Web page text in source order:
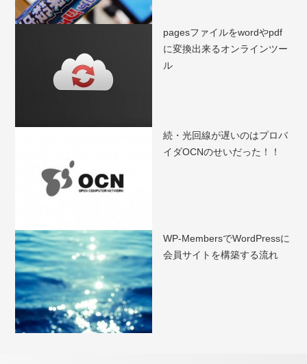
pagesファイルをwordやpdf
に変換出来るオンラインツー
ル
続・光回線が遅いのはプロバ
イダOCNのせいだった！！
WP-MembersでWordPressに
会員サイトを構築する流れ